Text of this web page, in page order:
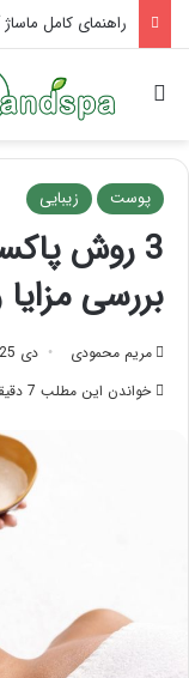
تاثیر ماساژ بر
جستجو برای
پوست زیبایی
3 روش
بررسی
مریم محمودی دی 25, 1401
خواندن این مطلب 7 دقیقه زمان میبرد